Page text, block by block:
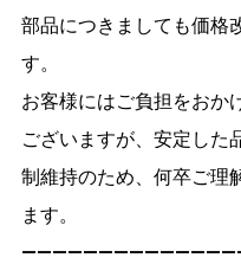
部品につきましても価格
す。
お客様にはご負担をおか
ございますが、安定した
制維持のため、何卒ご理
ます。